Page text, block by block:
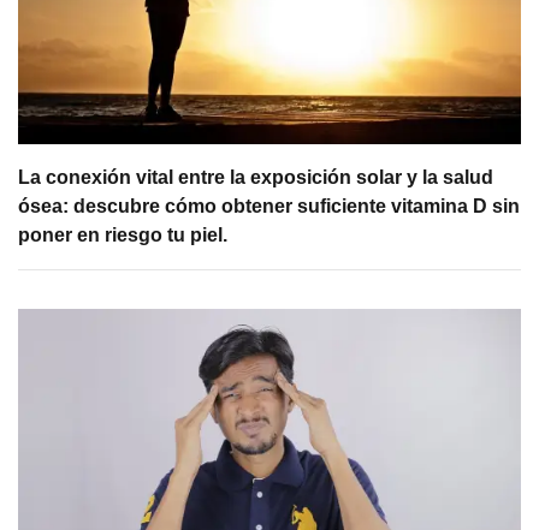
La conexión vital entre la exposición solar y la salud
ósea: descubre cómo obtener suficiente vitamina D sin
poner en riesgo tu piel.